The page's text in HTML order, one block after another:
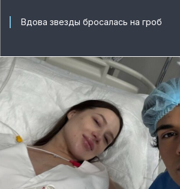
Вдова звезды бросалась на гроб